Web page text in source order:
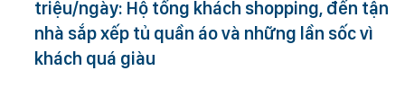
triệu/ngày: Hộ tống khách shopping, đến tận
nhà sắp xếp tủ quần áo và những lần sốc vì
khách quá giàu